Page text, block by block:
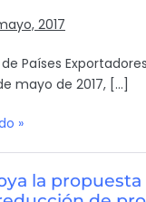
2017
Países
mayo de 2017, […]
»
la